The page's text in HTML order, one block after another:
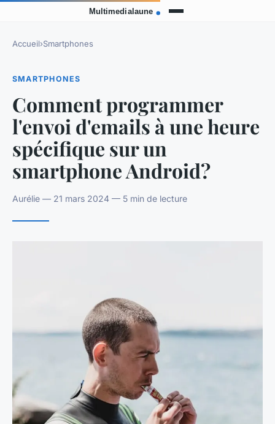
Accueil›Smartphones
SMARTPHONES
Comment programmer
l'envoi d'emails à une heure
spécifique sur un
smartphone Android?
Aurélie — 21 mars 2024 — 5 min de lecture